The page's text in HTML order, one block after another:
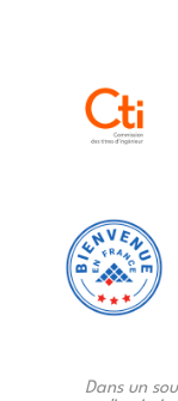
Dans un